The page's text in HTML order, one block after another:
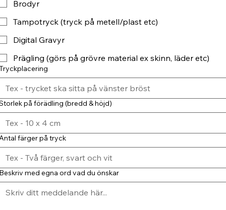
Brodyr
Tampotryck (tryck på metell/plast etc)
Digital Gravyr
Prägling (görs på grövre material ex skinn, läder etc)
på förädling (bredd & höjd)
färger på tryck
med egna ord vad du önskar